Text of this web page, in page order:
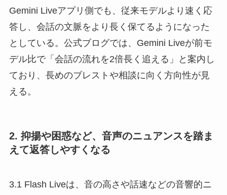
Gemini Liveアプリ側でも、従来モデルより速く応
答し、会話の文脈をより長く保てるようになった
としている。公式ブログでは、Gemini Liveが前モ
デル比で「会話の流れを2倍長く追える」と案内し
ており、長めのブレストや相談に向く方向性が見
える。
2. 抑揚や困惑など、音声のニュアンスを踏ま
えて返答しやすくなる
3.1 Flash Liveは、音の高さや話速などの音響的ニ